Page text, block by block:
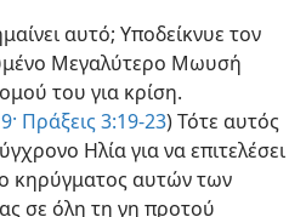
αυτό; Υποδείκνυε τον
Μεγαλύτερο Μωυσή
του για κρίση.
Πράξεις 3:19-23) Τότε αυτός
Ηλία για να επιτελέσει
κηρύγματος αυτών των
σε όλη τη γη προτού